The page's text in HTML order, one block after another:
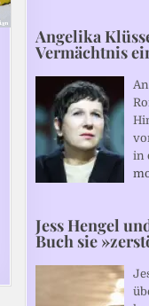
Angelika
Vermächtnis
in
Jess Hengel
Buch sie